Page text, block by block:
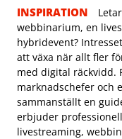
INSPIRATION
webbinarium, en
hybridevent?
att växa när allt fler
med digital räckvidd.
marknadschefer och
sammanställt en
erbjuder
livestreaming,